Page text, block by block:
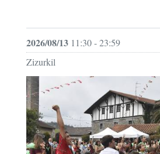
2026/08/13 11:30 - 23:59
Zizurkil